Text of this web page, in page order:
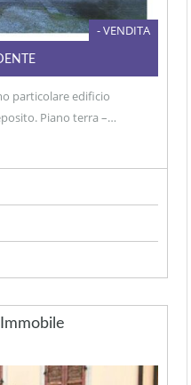
- VENDITA
particolare edificio
Piano terra –…